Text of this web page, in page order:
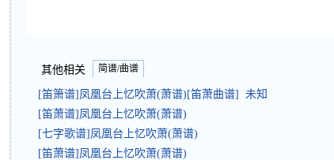
其他相关 简谱/曲谱
[笛箫谱]凤凰台上忆吹萧(萧谱)[笛萧曲谱] 未知
[笛萧谱]凤凰台上忆吹萧(萧谱)
[七字歌谱]凤凰台上忆吹萧(萧谱)
[笛萧谱]凤凰台上忆吹萧(萧谱)